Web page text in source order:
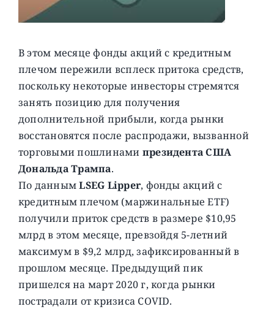
В этом месяце фонды акций с кредитным
плечом пережили всплеск притока средств,
поскольку некоторые инвесторы стремятся
занять позицию для получения
дополнительной прибыли, когда рынки
восстановятся после распродажи, вызванной
торговыми пошлинами президента США
Дональда Трампа.
По даннымLSEG Lipper, фонды акций с
кредитным плечом (маржинальные ETF)
получили приток средств в размере $10,95
млрд в этом месяце, превзойдя 5-летний
максимум в $9,2 млрд, зафиксированный в
прошлом месяце. Предыдущий пик
пришелся на март 2020 г, когда рынки
пострадали от кризиса COVID.